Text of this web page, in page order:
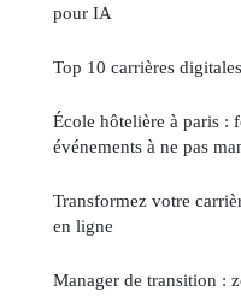
pour IA
Top 10 carrières
École hôtelière à paris :
événements à ne pas
Transformez votre
en ligne
Manager de transition :